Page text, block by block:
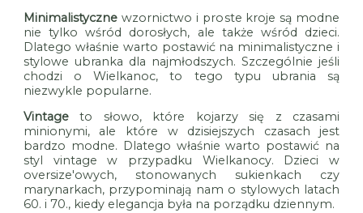
Minimalistycznewzornictwo i proste kroje są modne
nie tylko wśród dorosłych, ale także wśród dzieci.
Dlatego właśnie warto postawić na minimalistyczne i
stylowe ubranka dla najmłodszych. Szczególnie jeśli
chodzi o Wielkanoc, to tego typu ubrania są
niezwykle popularne.
Vintageto słowo, które kojarzy się z czasami
minionymi, ale które w dzisiejszych czasach jest
bardzo modne. Dlatego właśnie warto postawić na
styl vintage w przypadku Wielkanocy. Dzieci w
oversize'owych, stonowanych sukienkach czy
marynarkach, przypominają nam o stylowych latach
60. i 70., kiedy elegancja była na porządku dziennym.